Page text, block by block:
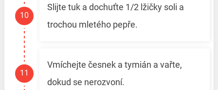
Slijte tuk a dochuťte 1/2 lžičky soli a
trochou mletého pepře.
Vmíchejte česnek a tymián a vařte,
dokud se nerozvoní.